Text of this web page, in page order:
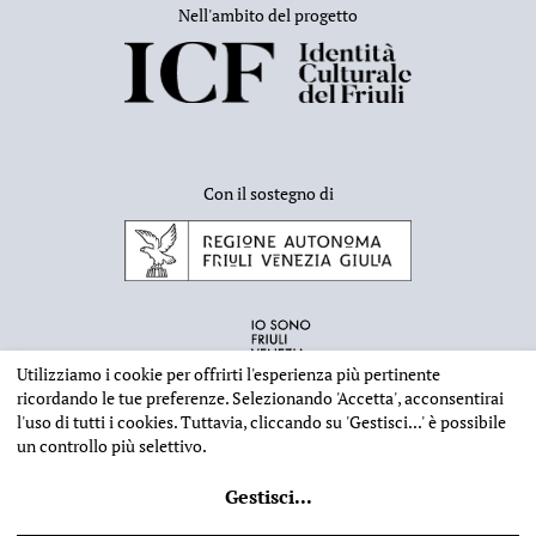
battistero che sorgeva davanti all’antica basilica, già
cattedrale, dedicata alla Madre di Dio. L’iscrizione
dedicatoria, oltre a ricordare C. quale «beatus», pare
echeggiare intenzioni antiariane nel richiamo alla
paleocristiano tanto dal punto di vista architettonico
quanto nei capitelli del tipo teodosiano e nelle
silhouettes con cui sono risolti gli animali allegorici.
Nello zoccolo dello stesso ciborio è inserito un pluteo
probabilità a Callisto tra il 756 e il 762.
Nell'ambito del progetto
Con il sostegno di
2026 - Deputazione di Storia Patria per il Friuli - CF 80023560305
Utilizziamo i cookie per offrirti l'esperienza più pertinente
ricordando le tue preferenze. Selezionando 'Accetta', acconsentirai
l'uso di tutti i cookies. Tuttavia, cliccando su 'Gestisci...'è possibile
un controllo più selettivo.
Gestisci...